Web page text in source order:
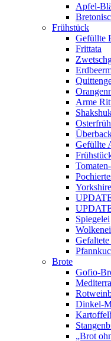
Apfel-
Frühstück
Gefüllte
Frittata
Arme
Gefüllte
Spiegelei
Brote
Gofio-
Dinkel-
„Brot